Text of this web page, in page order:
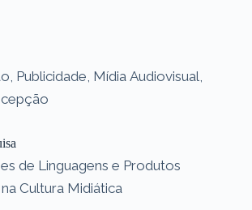
Publicidade, Mídia Audiovisual,
de Linguagens e Produtos
Cultura Midiática